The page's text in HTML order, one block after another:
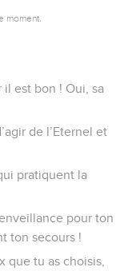
moment.
il est bon ! Oui, sa
de l’Eternel et
pratiquent la
pour ton
ton secours !
que tu as choisis,